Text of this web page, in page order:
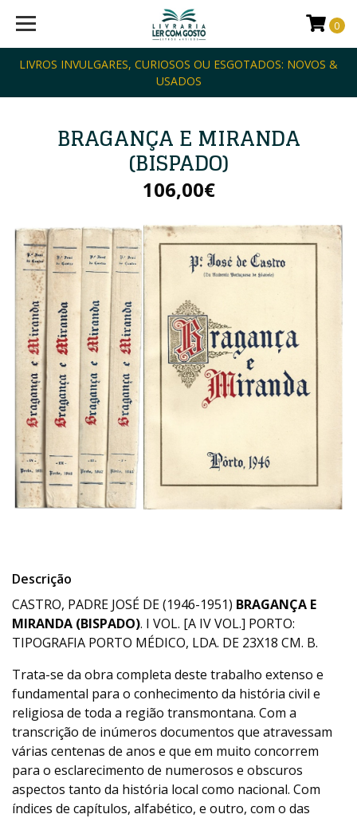
LIVROS INVULGARES, CURIOSOS OU ESGOTADOS: NOVOS &
USADOS
0
BRAGANÇA E MIRANDA
(BISPADO)
106,00€
Descrição
CASTRO, PADRE JOSÉ DE (1946-1951) BRAGANÇA E
MIRANDA (BISPADO). I VOL. [A IV VOL.] PORTO:
TIPOGRAFIA PORTO MÉDICO, LDA. DE 23X18 CM. B.
Trata-se da obra completa deste trabalho extenso e
fundamental para o conhecimento da história civil e
religiosa de toda a região transmontana. Com a
transcrição de inúmeros documentos que atravessam
várias centenas de anos e que em muito concorrem
para o esclarecimento de numerosos e obscuros
aspectos tanto da história local como nacional. Com
índices de capítulos, alfabético, e outro, com o das